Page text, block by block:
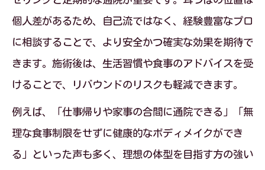
個人差があるため、自己流ではなく、経験豊富なプロ
に相談することで、より安全かつ確実な効果を期待で
きます。施術後は、生活習慣や食事のアドバイスを受
けることで、リバウンドのリスクも軽減できます。
例えば、「仕事帰りや家事の合間に通院できる」「無
理な食事制限をせずに健康的なボディメイクができ
る」といった声も多く、理想の体型を目指す方の強い